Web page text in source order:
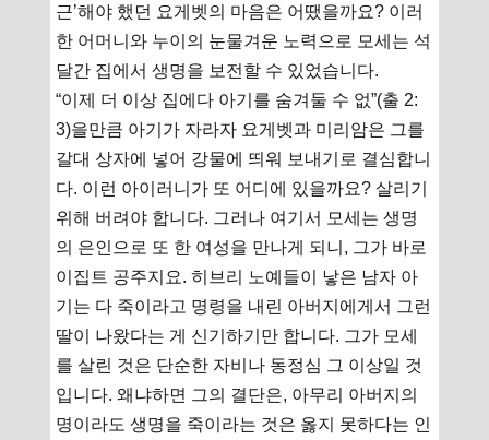
근’해야 했던 요게벳의 마음은 어땠을까요? 이러
한 어머니와 누이의 눈물겨운 노력으로 모세는 석
달간 집에서 생명을 보전할 수 있었습니다.
“이제 더 이상 집에다 아기를 숨겨둘 수 없”(출 2:
3)을만큼 아기가 자라자 요게벳과 미리암은 그를
갈대 상자에 넣어 강물에 띄워 보내기로 결심합니
다. 이런 아이러니가 또 어디에 있을까요? 살리기
위해 버려야 합니다. 그러나 여기서 모세는 생명
의 은인으로 또 한 여성을 만나게 되니, 그가 바로
이집트 공주지요. 히브리 노예들이 낳은 남자 아
기는 다 죽이라고 명령을 내린 아버지에게서 그런
딸이 나왔다는 게 신기하기만 합니다. 그가 모세
를 살린 것은 단순한 자비나 동정심 그 이상일 것
입니다. 왜냐하면 그의 결단은, 아무리 아버지의
명이라도 생명을 죽이라는 것은 옳지 못하다는 인